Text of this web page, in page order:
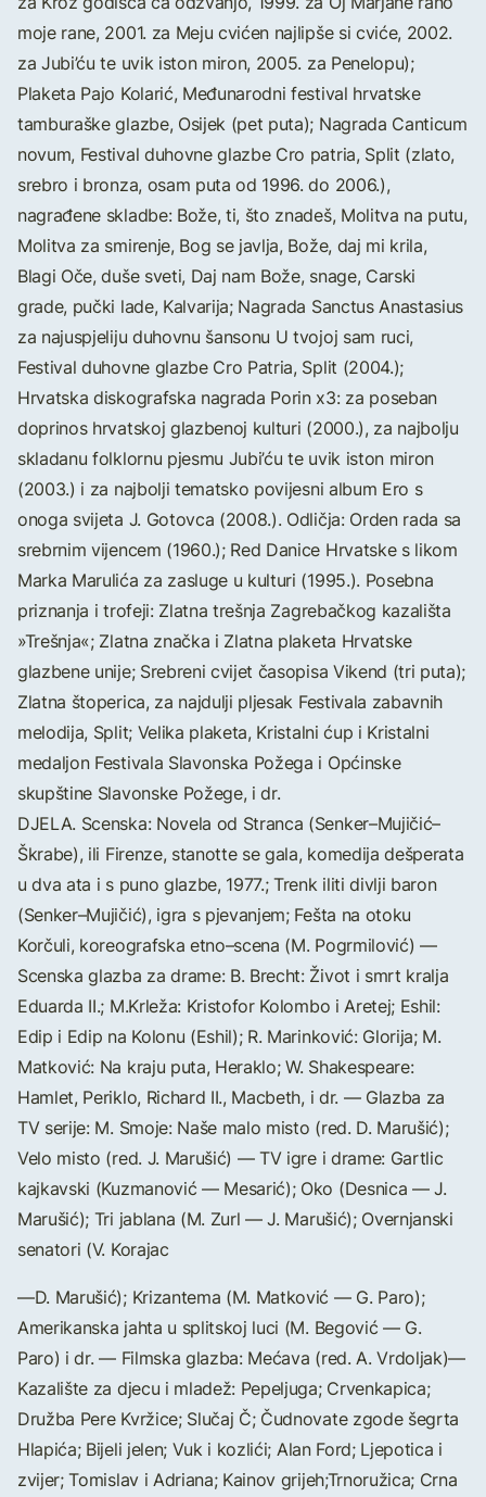
moje rane, 2001. za Meju cvićen najlipše si cviće, 2002.
za Jubi’ću te uvik iston miron, 2005. za Penelopu);
Plaketa Pajo Kolarić, Međunarodni festival hrvatske
tamburaške glazbe, Osijek (pet puta); Nagrada Canticum
novum, Festival duhovne glazbe Cro patria, Split (zlato,
srebro i bronza, osam puta od 1996. do 2006.),
nagrađene skladbe: Bože, ti, što znadeš, Molitva na putu,
Molitva za smirenje, Bog se javlja, Bože, daj mi krila,
Blagi Oče, duše sveti, Daj nam Bože, snage, Carski
grade, pučki lade, Kalvarija; Nagrada Sanctus Anastasius
za najuspjeliju duhovnu šansonu U tvojoj sam ruci,
Festival duhovne glazbe Cro Patria, Split (2004.);
Hrvatska diskografska nagrada Porin x3: za poseban
doprinos hrvatskoj glazbenoj kulturi (2000.), za najbolju
skladanu folklornu pjesmu Jubi’ću te uvik iston miron
(2003.) i za najbolji tematsko povijesni album Ero s
onoga svijeta J. Gotovca (2008.). Odličja: Orden rada sa
srebrnim vijencem (1960.); Red Danice Hrvatske s likom
Marka Marulića za zasluge u kulturi (1995.). Posebna
priznanja i trofeji: Zlatna trešnja Zagrebačkog kazališta
»Trešnja«; Zlatna značka i Zlatna plaketa Hrvatske
glazbene unije; Srebreni cvijet časopisa Vikend (tri puta);
Zlatna štoperica, za najdulji pljesak Festivala zabavnih
melodija, Split; Velika plaketa, Kristalni ćup i Kristalni
medaljon Festivala Slavonska Požega i Općinske
skupštine Slavonske Požege, i dr.
DJELA. Scenska: Novela od Stranca (Senker–Mujičić–
Škrabe), ili Firenze, stanotte se gala, komedija dešperata
u dva ata i s puno glazbe, 1977.; Trenk iliti divlji baron
(Senker–Mujičić), igra s pjevanjem; Fešta na otoku
Korčuli, koreografska etno–scena (M. Pogrmilović) —
Scenska glazba za drame: B. Brecht: Život i smrt kralja
Eduarda II.; M.Krleža: Kristofor Kolombo i Aretej; Eshil:
Edip i Edip na Kolonu (Eshil); R. Marinković: Glorija; M.
Matković: Na kraju puta, Heraklo; W. Shakespeare:
Hamlet, Periklo, Richard II., Macbeth, i dr. — Glazba za
TV serije: M. Smoje: Naše malo misto (red. D. Marušić);
Velo misto (red. J. Marušić) — TV igre i drame: Gartlic
kajkavski (Kuzmanović — Mesarić); Oko (Desnica — J.
Marušić); Tri jablana (M. Zurl — J. Marušić); Overnjanski
senatori (V. Korajac
—D. Marušić); Krizantema (M. Matković — G. Paro);
Amerikanska jahta u splitskoj luci (M. Begović — G.
Paro) i dr. — Filmska glazba: Mećava (red. A. Vrdoljak)—
Kazalište za djecu i mladež: Pepeljuga; Crvenkapica;
Družba Pere Kvržice; Slučaj Č; Čudnovate zgode šegrta
Hlapića; Bijeli jelen; Vuk i kozlići; Alan Ford; Ljepotica i
zvijer; Tomislav i Adriana; Kainov grijeh;Trnoružica; Crna